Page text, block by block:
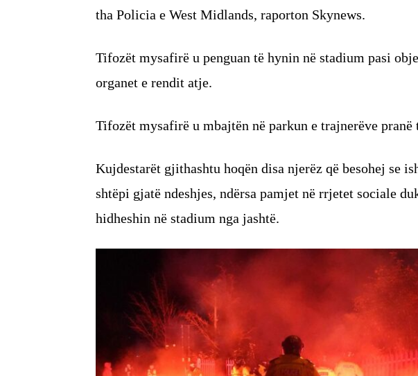
tha Policia e West Midlands, raporton Skynews.
Tifozët mysafirë u penguan të hynin në stadium pasi
organet e rendit atje.
Tifozët mysafirë u mbajtën në parkun e trajnerëve pranë
Kujdestarët gjithashtu hoqën disa njerëz që besohej se
shtëpi gjatë ndeshjes, ndërsa pamjet në rrjetet sociale
hidheshin në stadium nga jashtë.